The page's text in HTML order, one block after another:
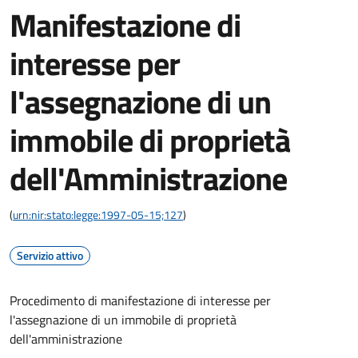
Manifestazione di
interesse per
l'assegnazione di un
immobile di proprietà
dell'Amministrazione
(urn:nir:stato:legge:1997-05-15;127)
Servizio attivo
Procedimento di manifestazione di interesse per
l'assegnazione di un immobile di proprietà
dell'amministrazione